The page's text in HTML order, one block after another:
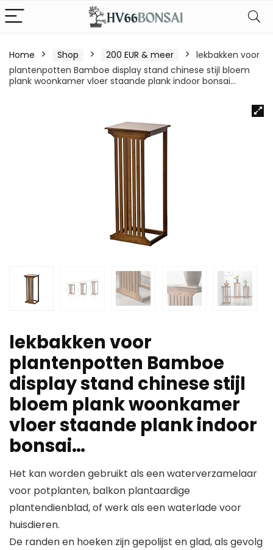
Home Shop 200 EUR & meer
lekbakken voor
plantenpotten Bamboe display stand chinese stijl bloem
plank woonkamer vloer staande plank indoor bonsai…
lekbakken voor
plantenpotten Bamboe
display stand chinese stijl
bloem plank woonkamer
vloer staande plank indoor
bonsai…
Het kan worden gebruikt als een waterverzamelaar
voor potplanten, balkon plantaardige
plantendienblad, of werk als een waterlade voor
huisdieren.
De randen en hoeken zijn gepolijst en glad, als gevolg